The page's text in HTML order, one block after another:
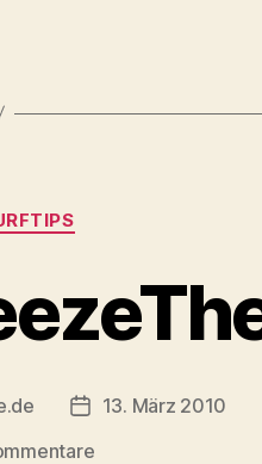
Beitragsdatum
13. März 2010
zu